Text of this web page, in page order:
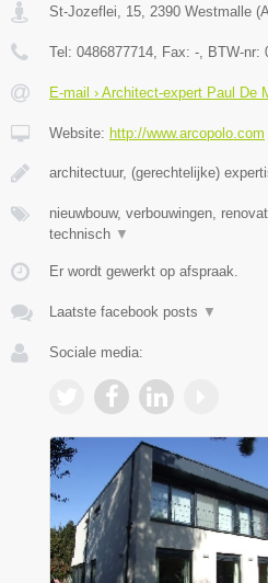
St-Jozeflei, 15 2390 Westmalle (
Tel: 0486877714 , Fax: - , BTW-nr:
E-mail › Architect-expert Paul De
Website: http://www.arcopolo.com
architectuur, (gerechtelijke)
nieuwbouw, verbouwingen,
technisch ▼
Er wordt gewerkt op afspraak.
Laatste facebook posts ▼
Sociale media: